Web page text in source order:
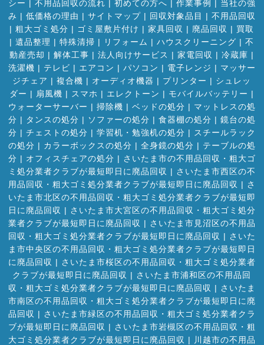
シー | 不用品回収の流れ | 初めての方へ | 作業事例 | 当社の強
み | 低価格の理由 | サイトマップ| 回収対象品目 | 不用品回収
| 粗大ゴミ処分 | ゴミ屋敷片付け | 家具回収 | 廃品回収 | 買取
| 遺品整理 | 特殊清掃 | リフォーム | ハウスクリーニング | 不
動産売却 | 解体工事 | 法人向けサービス | 家電回収 | 冷蔵庫 |
洗濯機 | テレビ | エアコン | パソコン | 電子レンジ | マッサー
ジチェア | 複合機 | オーディオ機器 | プリンター | シュレッ
ダー | 扇風機 | スマホ | エレクトーン | モバイルバッテリー |
ウォーターサーバー | 掃除機 | ベッドの処分 | マットレスの処
分 | タンスの処分 | ソファーの処分 | 食器棚の処分 | 鏡台の処
分 | チェストの処分 | 学習机・勉強机の処分 | スチールラック
の処分 | カラーボックスの処分 | 全身鏡の処分 | テーブルの処
分 | オフィスチェアの処分 | さいたま市の不用品回収・粗大ゴ
ミ処分業者クラブが最短即日に廃品回収 | さいたま市西区の不
用品回収・粗大ゴミ処分業者クラブが最短即日に廃品回収 | さ
いたま市北区の不用品回収・粗大ゴミ処分業者クラブが最短即
日に廃品回収 | さいたま市大宮区の不用品回収・粗大ゴミ処分
業者クラブが最短即日に廃品回収 | さいたま市見沼区の不用品
回収・粗大ゴミ処分業者クラブが最短即日に廃品回収 | さいた
ま市中央区の不用品回収・粗大ゴミ処分業者クラブが最短即日
に廃品回収 | さいたま市桜区の不用品回収・粗大ゴミ処分業者
クラブが最短即日に廃品回収 | さいたま市浦和区の不用品回
収・粗大ゴミ処分業者クラブが最短即日に廃品回収 | さいたま
市南区の不用品回収・粗大ゴミ処分業者クラブが最短即日に廃
品回収 | さいたま市緑区の不用品回収・粗大ゴミ処分業者クラ
ブが最短即日に廃品回収 | さいたま市岩槻区の不用品回収・粗
大ゴミ処分業者クラブが最短即日に廃品回収 |
川越市の不用品